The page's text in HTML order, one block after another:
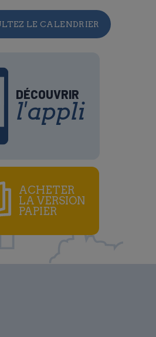
LE CALENDRIER
DÉCOUVRIR
l'appli
ACHETER
LA VERSION
PAPIER